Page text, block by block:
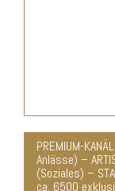
PREMIUM-
Anlässe) –
(Soziales) –
ca. 6500